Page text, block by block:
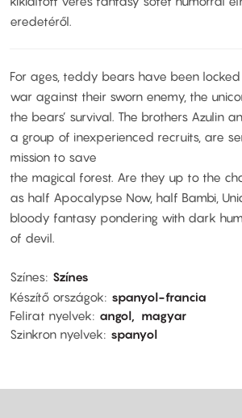
eredetéről.
For ages, teddy bears have been
war against their sworn enemy, the
the bears’ survival. The brothers Azulin
a group of inexperienced recruits, are
mission to save
the magical forest. Are they up to the
as half Apocalypse Now, half Bambi,
bloody fantasy pondering with dark
of devil.
Színes Színes
Készítő országok
spanyol-francia
Felirat nyelvek
angol
magyar
Szinkron nyelvek
spanyol